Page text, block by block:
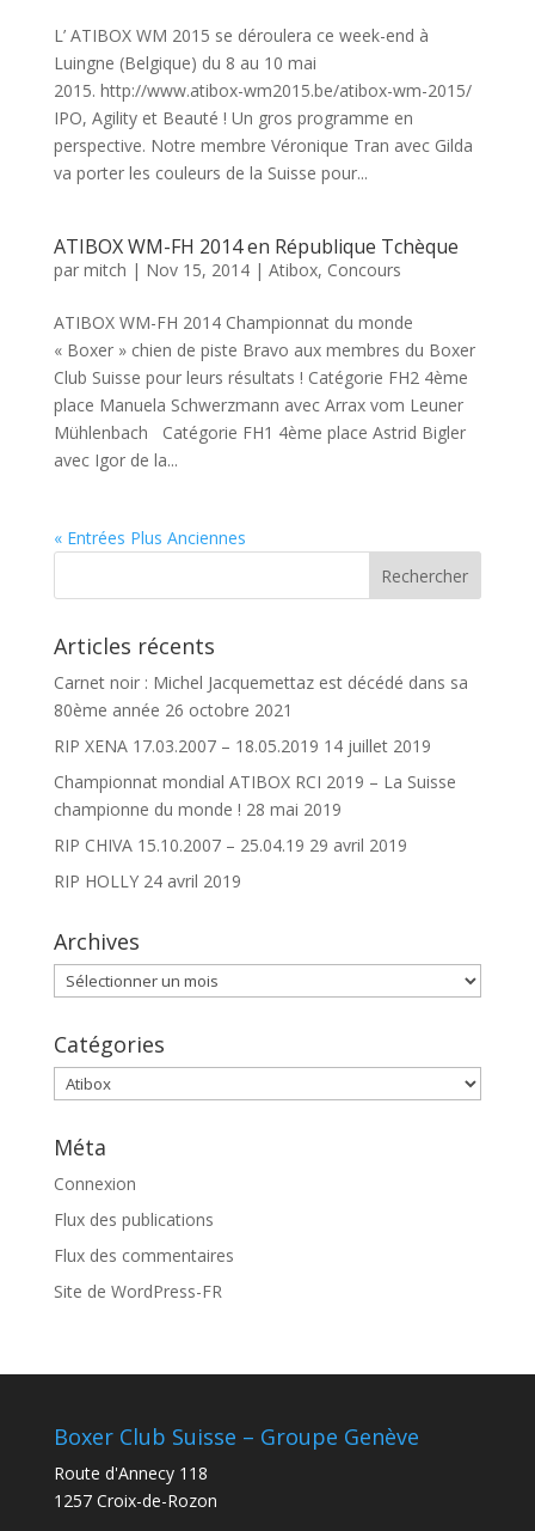
L’ ATIBOX WM 2015 se déroulera ce week-end à
Luingne (Belgique) du 8 au 10 mai
2015. http://www.atibox-wm2015.be/atibox-wm-2015/
IPO, Agility et Beauté ! Un gros programme en
perspective. Notre membre Véronique Tran avec Gilda
va porter les couleurs de la Suisse pour...
ATIBOX WM-FH 2014 en République Tchèque
par mitch | Nov 15, 2014| Atibox, Concours
ATIBOX WM-FH 2014 Championnat du monde
« Boxer » chien de piste Bravo aux membres du Boxer
Club Suisse pour leurs résultats ! Catégorie FH2 4ème
place Manuela Schwerzmann avec Arrax vom Leuner
Mühlenbach Catégorie FH1 4ème place Astrid Bigler
avec Igor de la...
« Entrées Plus Anciennes
Articles récents
Carnet noir : Michel Jacquemettaz est décédé dans sa
80ème année 26 octobre 2021
RIP XENA 17.03.2007 – 18.05.2019 14 juillet 2019
Championnat mondial ATIBOX RCI 2019 – La Suisse
championne du monde ! 28 mai 2019
RIP CHIVA 15.10.2007 – 25.04.19 29 avril 2019
RIP HOLLY 24 avril 2019
Archives
Archives
Catégories
Catégories
Méta
Connexion
Flux des publications
Flux des commentaires
Site de WordPress-FR
Boxer Club Suisse – Groupe Genève
Route d'Annecy 118
1257 Croix-de-Rozon